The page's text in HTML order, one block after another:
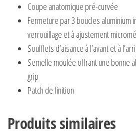
Coupe anatomique pré-curvée
Fermeture par 3 boucles aluminium
verrouillage et à ajustement
Soufflets d’aisance à l’avant et à
Semelle moulée offrant une bonne
grip
Patch de finition
Produits similaires